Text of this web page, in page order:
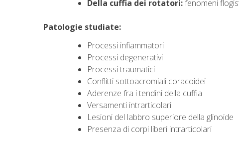
Della cuffia dei rotatori:fenomeni
Patologie studiate:
Processi infiammatori
Processi degenerativi
Processi traumatici
Conflitti sottoacromiali coracoidei
Aderenze fra i tendini della cuffia
Versamenti intrarticolari
Lesioni del labbro superiore della glinoide
Presenza di corpi liberi intrarticolari